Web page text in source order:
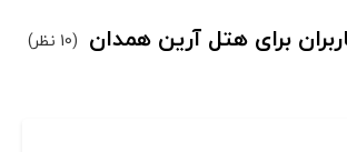
برای هتل آرین همدان (10 نظر)